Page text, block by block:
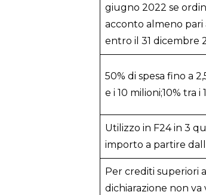
giugno 2022 se
acconto almeno pari
entro il 31 dicembre
50% di spesa fino a
e i 10 milioni;10% tra i
Utilizzo in F24 in 3
importo a partire
Per crediti superiori
dichiarazione non va